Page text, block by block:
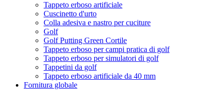
Tappeto erboso artificiale
Cuscinetto d'urto
Colla adesiva e nastro per cuciture
Golf
Golf Putting Green Cortile
Tappeto erboso per campi pratica di golf
Tappeto erboso per simulatori di golf
Tappetini da golf
Tappeto erboso artificiale da 40 mm
Fornitura globale